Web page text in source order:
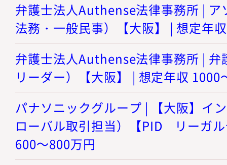
弁護士法人Authense法律事務所 | ア
法務・一般民事）【大阪】 | 想定年
弁護士法人Authense法律事務所 | 弁
リーダー）【大阪】 | 想定年収 1000
パナソニックグループ | 【大阪】イ
ローバル取引担当）【PID リーガ
600～800万円